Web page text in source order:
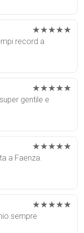
★★★★★
record a
★★★★★
gentile e
★★★★★
a Faenza.
★★★★★
sempre